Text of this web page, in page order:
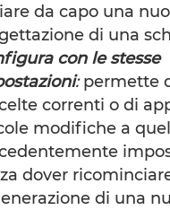
da capo una
di una
con le stesse
:permette
correnti o di
modifiche a
dover
di una